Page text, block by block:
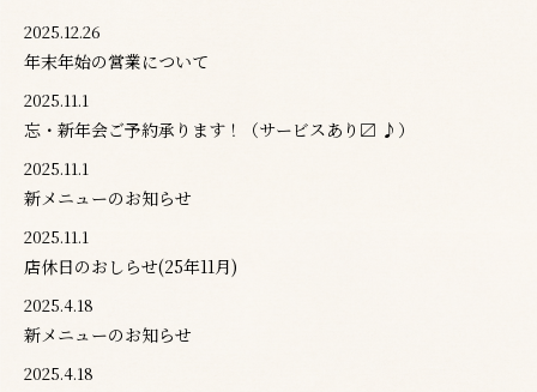
2025.12.26
年末年始の営業について
2025.11.1
忘・新年会ご予約承ります！（サービスあり〼 ♪）
2025.11.1
新メニューのお知らせ
2025.11.1
店休日のおしらせ(25年11月)
2025.4.18
新メニューのお知らせ
2025.4.18